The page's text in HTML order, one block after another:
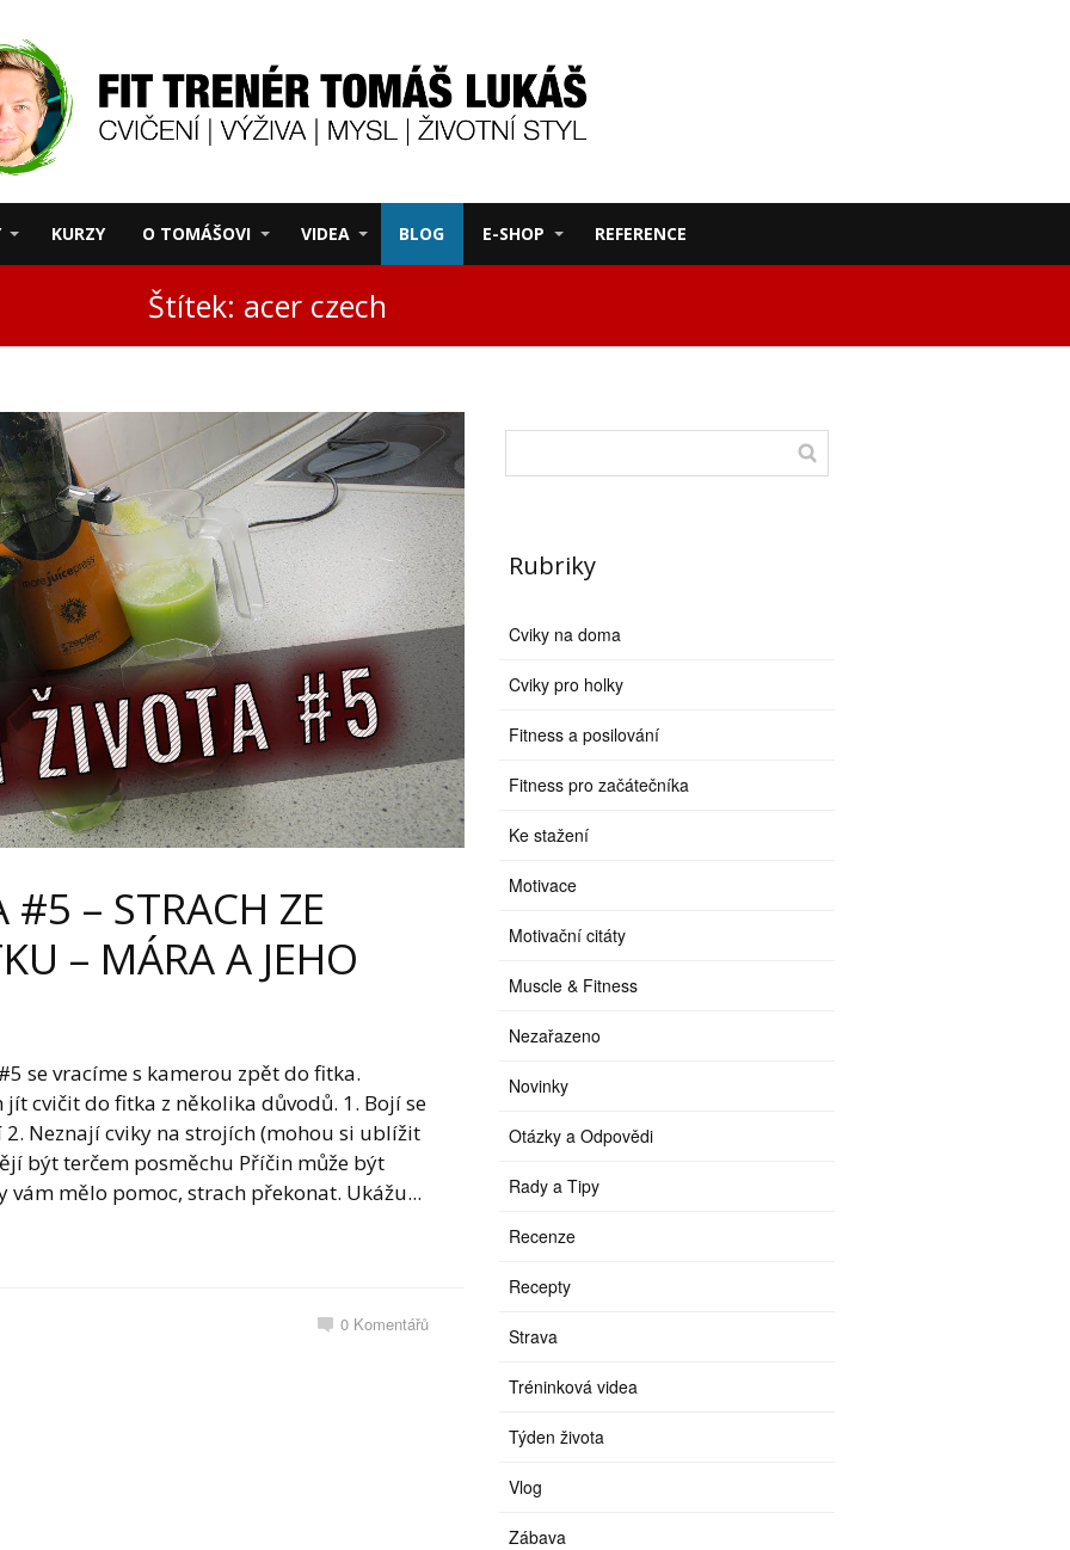
KURZY O TOMÁŠOVI VIDEA BLOG E-SHOP REFERENCE
Štítek: acer czech
#5 – STRACH ZE
– MÁRA A JEHO
se vracíme s kamerou zpět do fitka.
cvičit do fitka z několika důvodů. 1. Bojí se
Neznají cviky na strojích (mohou si ublížit
být terčem posměchu Příčin může být
vám mělo pomoc, strach překonat. Ukážu...
0 Komentářů
Rubriky
Cviky na doma
Cviky pro holky
Fitness a posilování
Fitness pro začátečníka
Ke stažení
Motivace
Motivační citáty
Muscle & Fitness
Nezařazeno
Novinky
Otázky a Odpovědi
Rady a Tipy
Recenze
Recepty
Strava
Tréninková videa
Týden života
Vlog
Zábava